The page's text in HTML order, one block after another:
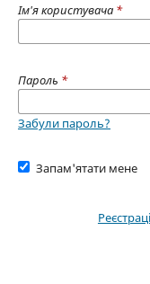
Ім'я користувача *
Пароль *
Забули пароль?
Запам'ятати мене